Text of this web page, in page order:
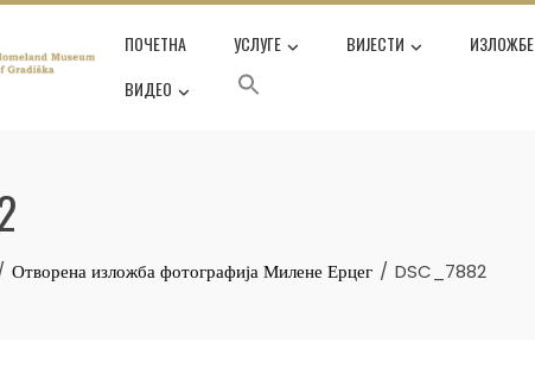
ПОЧЕТНА УСЛУГЕ ВИЈЕСТИ ИЗЛОЖБЕ
ВИДЕО
Отворена изложба фотографија Милене Ерцег DSC_7882